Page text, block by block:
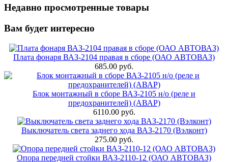
Недавно просмотренные товары
Вам будет интересно
Плата фонаря ВАЗ-2104 правая в сборе (ОАО АВТОВАЗ)
685.00 руб.
Блок монтажный в сборе ВАЗ-2105 н/о (реле и
предохранителей) (АВАР)
6110.00 руб.
Выключатель света заднего хода ВАЗ-2170 (Вэлконт)
275.00 руб.
Опора передней стойки ВАЗ-2110-12 (ОАО АВТОВАЗ)